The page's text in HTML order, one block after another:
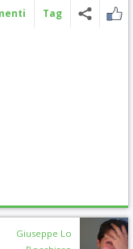
Tag
Giuseppe Lo